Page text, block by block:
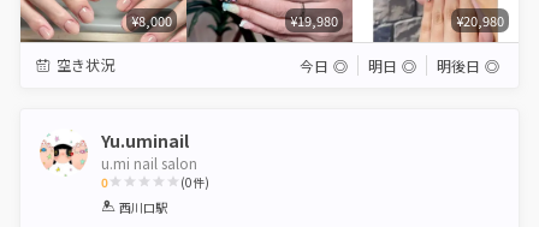
¥8,000 ¥19,980 ¥20,980
空き状況 今日 ◎ 明日 ◎ 明後日 ◎
Yu.uminail
u.mi nail salon
0
1 2 3 4 5
(0件)
西川口駅